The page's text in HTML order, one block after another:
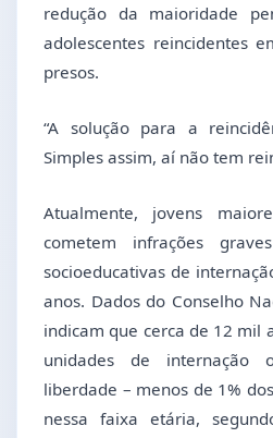
redução da maioridade
adolescentes reincidentes
presos.
“A solução para a
Simples assim, aí não tem
Atualmente, jovens
cometem infrações
socioeducativas de
anos. Dados do Conselho
indicam que cerca de 12 mil
unidades de internação
liberdade – menos de 1%
nessa faixa etária,